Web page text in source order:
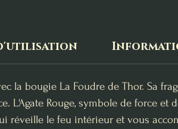
la bougie La Foudre de Thor. Sa
L'Agate Rouge, symbole de force
réveille le feu intérieur et vous